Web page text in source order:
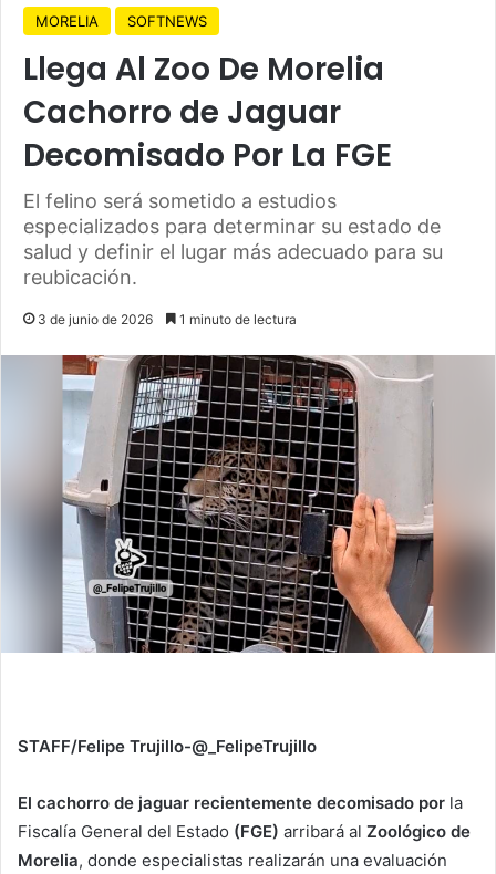
MORELIA SOFTNEWS
Llega Al Zoo De Morelia
Cachorro de Jaguar
Decomisado Por La FGE
El felino será sometido a estudios
especializados para determinar su estado de
salud y definir el lugar más adecuado para su
reubicación.
3 de junio de 2026 1 minuto de lectura
STAFF/Felipe Trujillo-@_FelipeTrujillo
El cachorro de jaguar recientemente decomisado por la
Fiscalía General del Estado (FGE) arribará al Zoológico de
Morelia, donde especialistas realizarán una evaluación